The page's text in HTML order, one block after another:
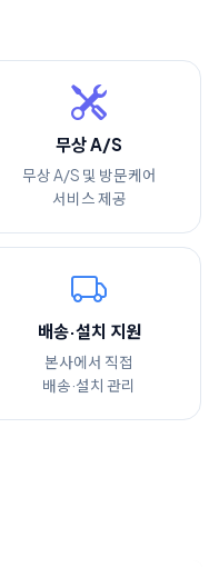
무상 A/S
무상 A/S 및 방문케어
서비스 제공
배송·설치 지원
본사에서 직접
배송·설치 관리